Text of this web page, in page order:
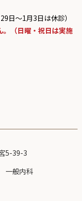
日〜1月3日は休診）
（日曜・祝日は実施
5-39-3
一般内科